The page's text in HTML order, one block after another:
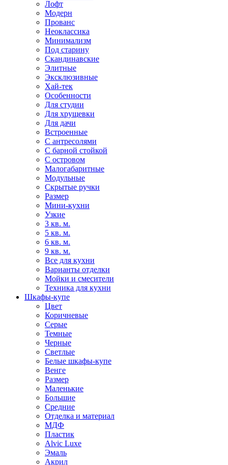
Лофт
Модерн
Прованс
Неоклассика
Минимализм
Под старину
Скандинавские
Элитные
Эксклюзивные
Хай-тек
Особенности
Для студии
Для хрущевки
Для дачи
Встроенные
С антресолями
С барной стойкой
С островом
Малогабаритные
Модульные
Скрытые ручки
Размер
Мини-кухни
Узкие
3 кв. м.
5 кв. м.
6 кв. м.
9 кв. м.
Все для кухни
Варианты отделки
Мойки и смесители
Техника для кухни
Шкафы-купе
Цвет
Коричневые
Серые
Темные
Черные
Светлые
Белые шкафы-купе
Венге
Размер
Маленькие
Большие
Средние
Отделка и материал
МДФ
Пластик
Alvic Luxe
Эмаль
Акрил